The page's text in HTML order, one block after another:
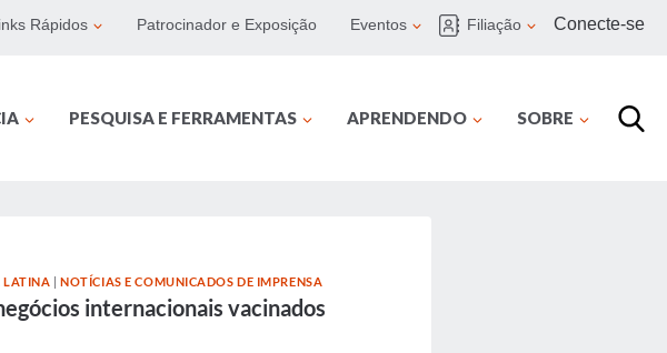
Rápidos Patrocinador e Exposição Eventos Filiação Conecte-se
PESQUISA E FERRAMENTAS APRENDENDO SOBRE
LATINA |NOTÍCIAS E COMUNICADOS DE IMPRENSA
internacionais vacinados